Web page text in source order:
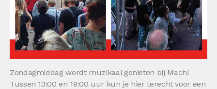
Zondagmiddag wordt muzikaal genieten bij Mach!
Tussen 13:00 en 19:00 uur kun je hier terecht voor een